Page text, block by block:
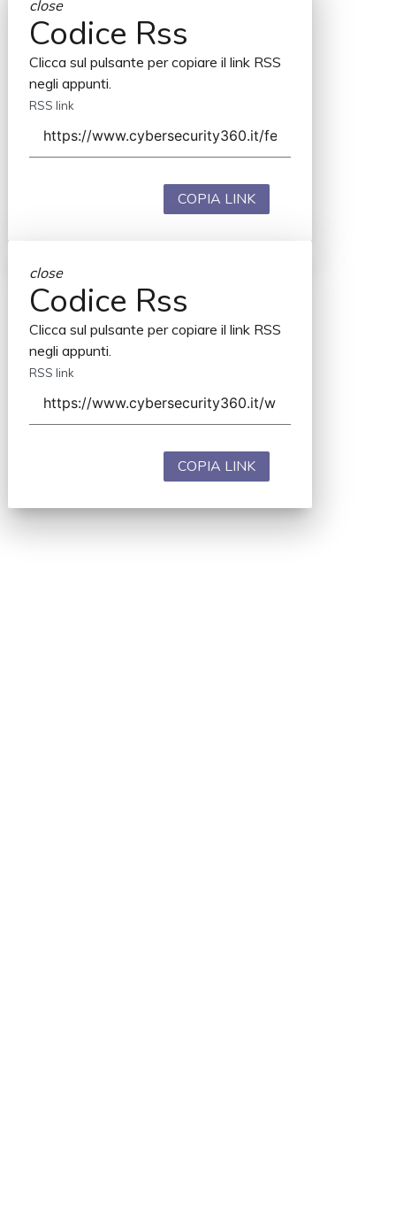
close
Codice Rss
Clicca sul pulsante per copiare il link RSS
negli appunti.
RSS link
COPIA LINK
close
Codice Rss
Clicca sul pulsante per copiare il link RSS
negli appunti.
RSS link
COPIA LINK